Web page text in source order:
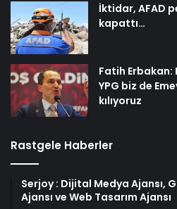
İktidar, AFAD
kapattı…
Fatih Erbakan:
YPG biz de
kılıyoruz
Rastgele Haberler
Serjoy : Dijital Medya Ajansı,
Ajansı ve Web Tasarım Ajansı